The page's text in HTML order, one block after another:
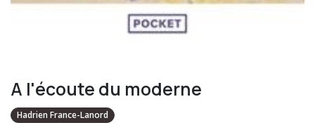
A l'écoute du moderne
Hadrien France-Lanord